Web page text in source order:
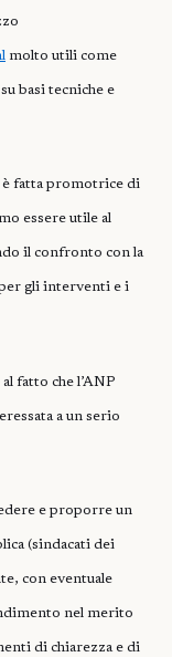
molto utili come
basi tecniche e
è fatta promotrice di
essere utile al
il confronto con la
per gli interventi e i
fatto che l’ANP
a un serio
e proporre un
(sindacati dei
con eventuale
nel merito
di chiarezza e di